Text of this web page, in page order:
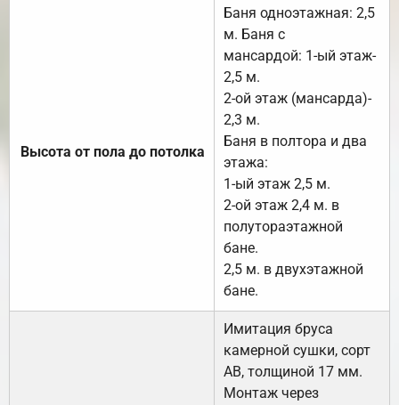
Высота от пола до потолка
Баня одноэтажная: 2,5
м. Баня с
мансардой: 1-ый этаж-
2,5 м.
2-ой этаж (мансарда)-
2,3 м.
Баня в полтора и два
этажа:
1-ый этаж 2,5 м.
2-ой этаж 2,4 м. в
полутораэтажной
бане.
2,5 м. в двухэтажной
бане.
Имитация бруса
камерной сушки, сорт
АВ, толщиной 17 мм.
Монтаж через